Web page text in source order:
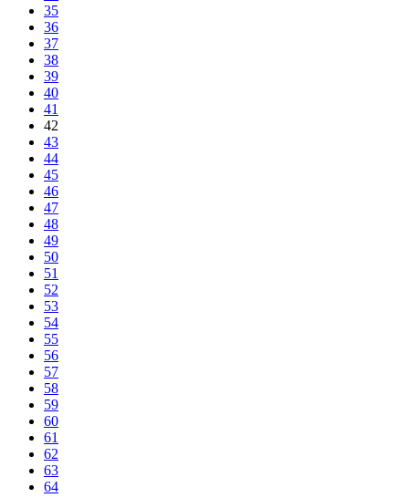
35
36
37
38
39
40
41
42
43
44
45
46
47
48
49
50
51
52
53
54
55
56
57
58
59
60
61
62
63
64